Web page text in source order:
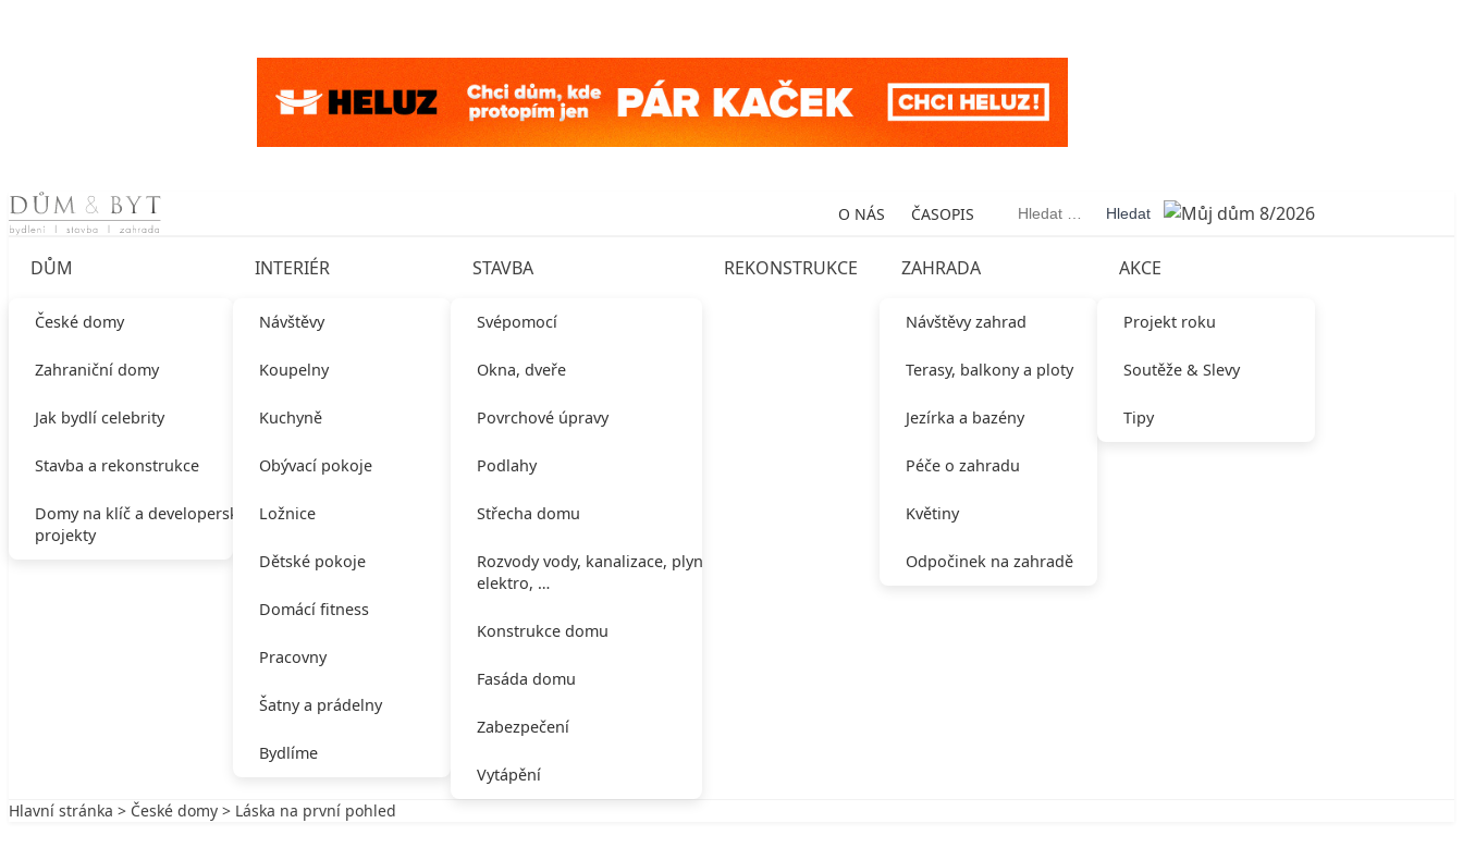
Skip to content O NÁS ČASOPIS Vyhledávání
DŮM
České domy
Zahraniční domy
Jak bydlí celebrity
Stavba a rekonstrukce
Domy na klíč a developerské
projekty
INTERIÉR
Návštěvy
Koupelny
Kuchyně
Obývací pokoje
Ložnice
Dětské pokoje
Domácí fitness
Pracovny
Šatny a prádelny
Bydlíme
STAVBA
Svépomocí
Okna, dveře
Povrchové úpravy
Podlahy
Střecha domu
Rozvody vody, kanalizace, plynu,
elektro, …
Konstrukce domu
Fasáda domu
Zabezpečení
Vytápění
REKONSTRUKCE ZAHRADA
Návštěvy zahrad
Terasy, balkony a ploty
Jezírka a bazény
Péče o zahradu
Květiny
Odpočinek na zahradě
AKCE
Projekt roku
Soutěže & Slevy
Tipy
Hlavní stránka > České domy > Láska na první pohled